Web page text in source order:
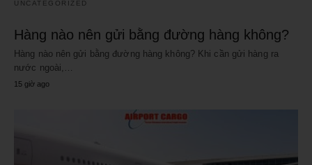
UNCATEGORIZED
Hàng nào nên gửi bằng đường hàng không?
Hàng nào nên gửi bằng đường hàng không? Khi cần gửi hàng ra
nước ngoài,…
15 giờ ago